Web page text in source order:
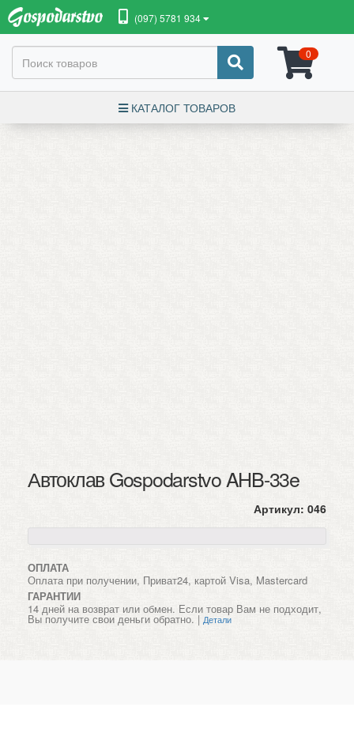
(097) 5781 934
0
КАТАЛОГ ТОВАРОВ
Автоклав Gospodarstvo AHB-33e
Артикул: 046
ОПЛАТА
Оплата при получении, Приват24, картой Visa, Mastercard
ГАРАНТИИ
14 дней на возврат или обмен. Если товар Вам не подходит,
Вы получите свои деньги обратно. | Детали